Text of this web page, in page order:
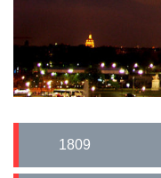
1809